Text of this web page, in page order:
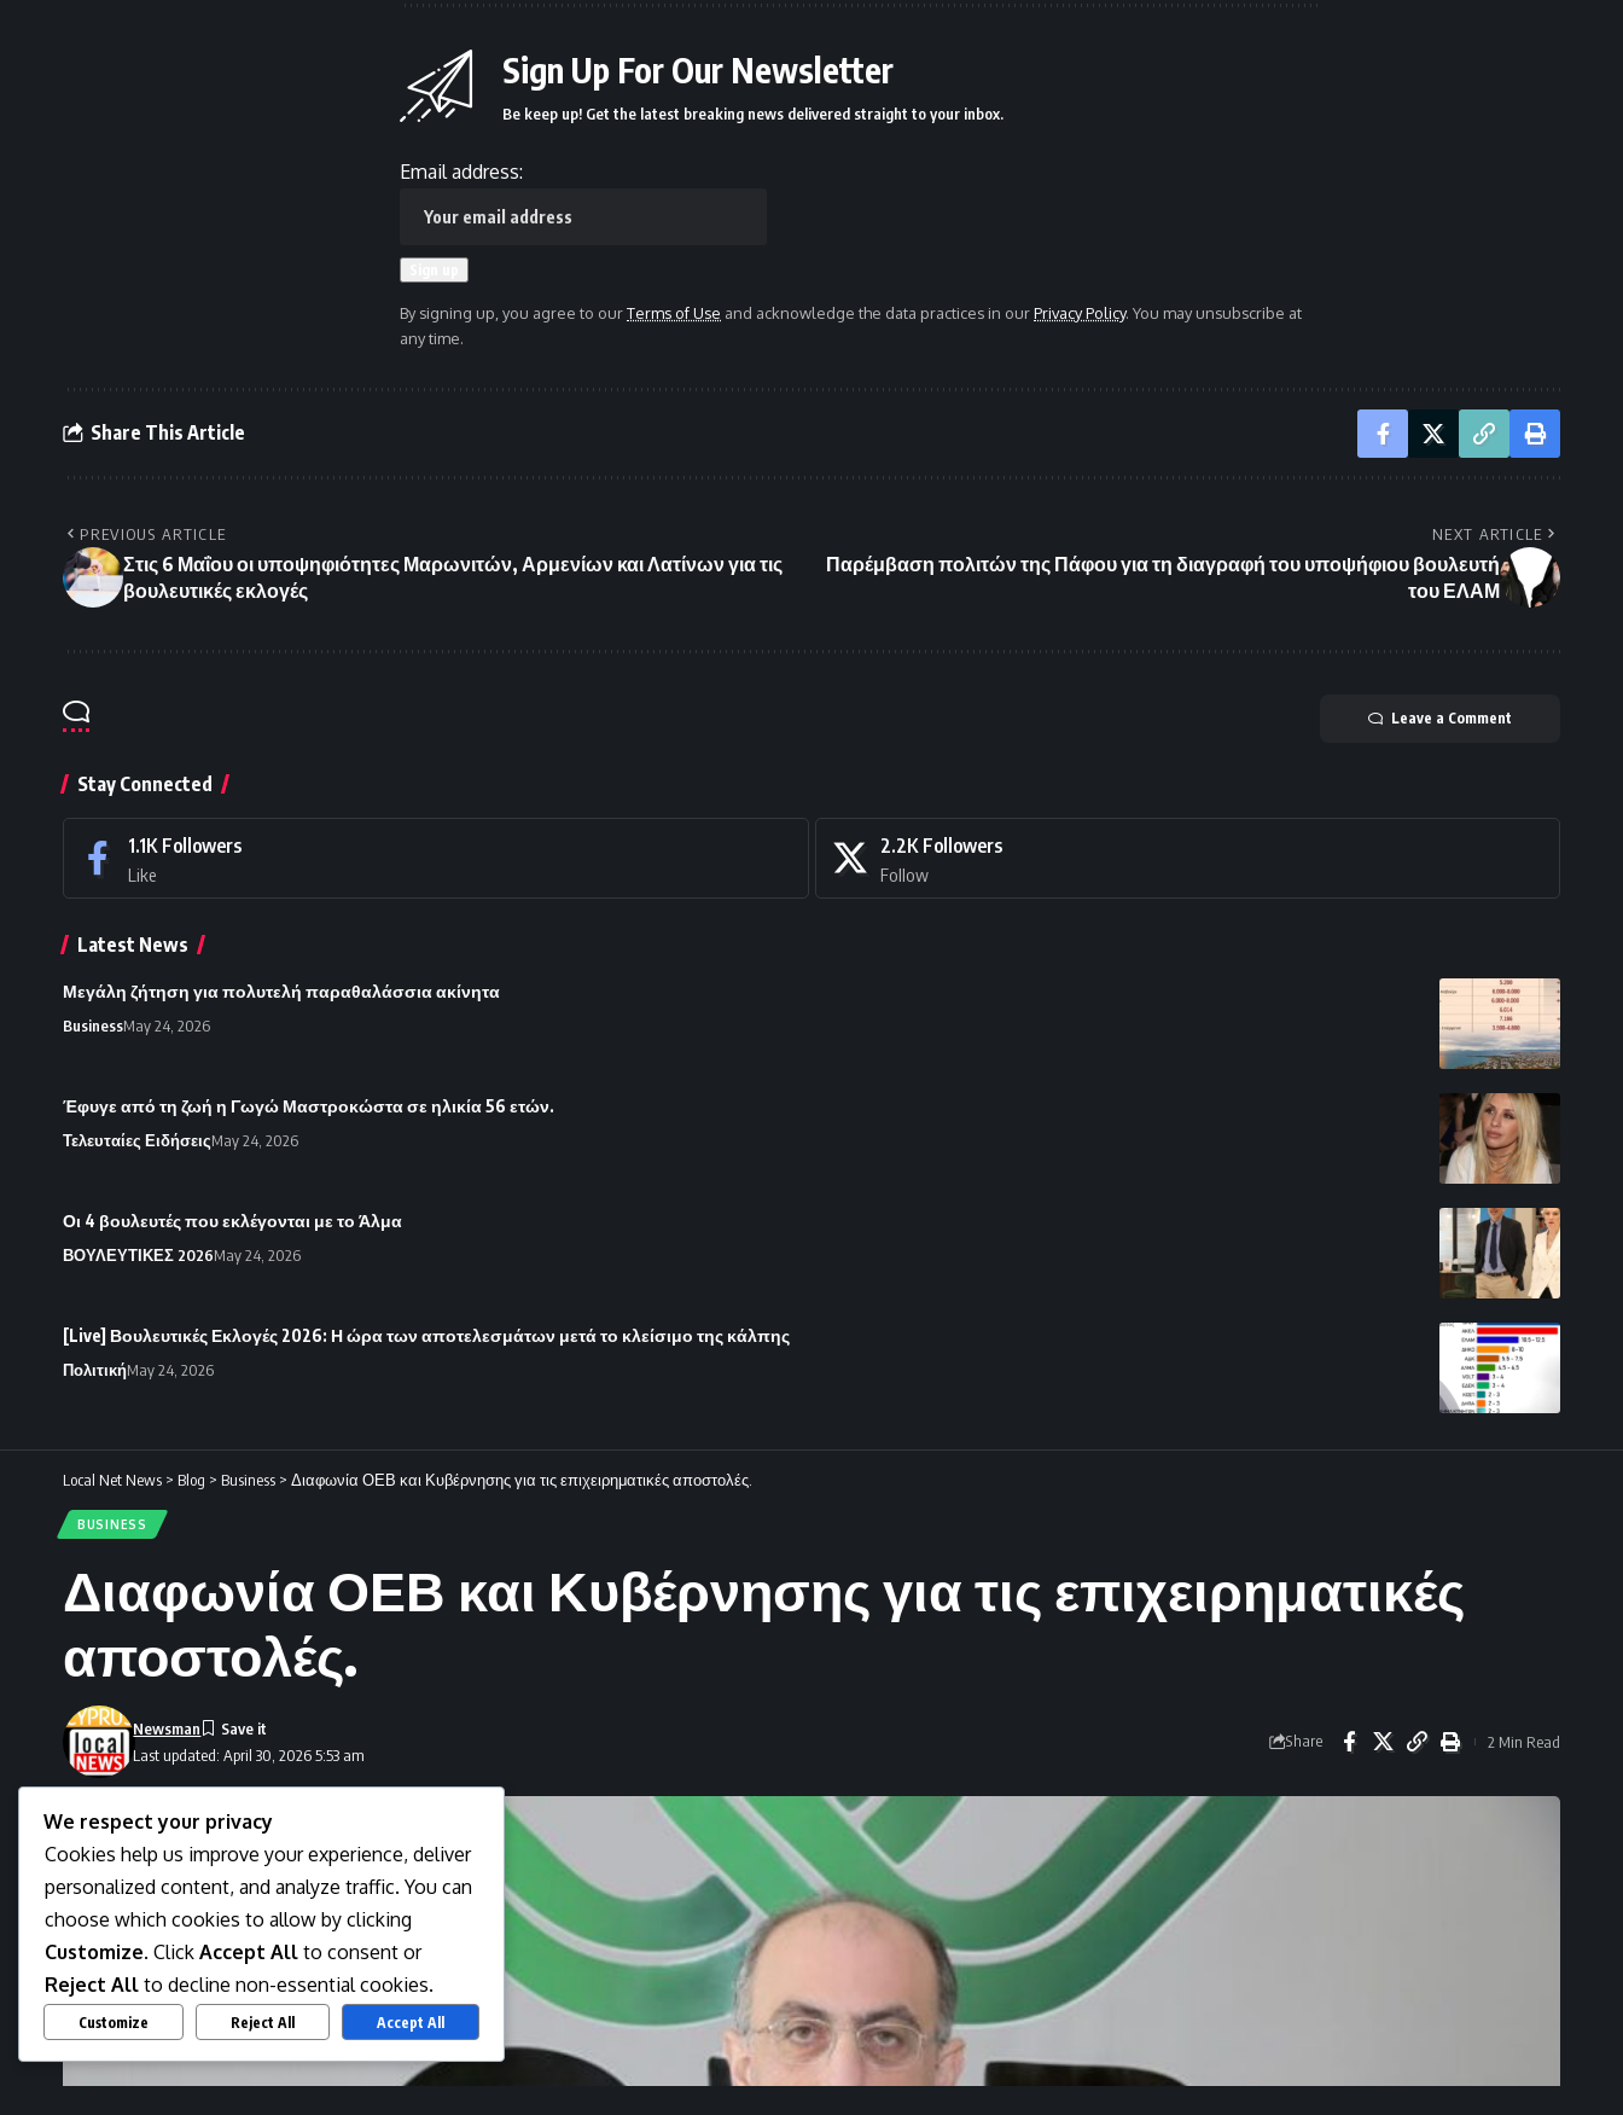
Sign Up For Our Newsletter
Be keep up! Get the latest breaking news delivered straight to your inbox.
Email address:
By signing up, you agree to ourTerms of Use and acknowledge the data practices in ourPrivacy Policy. You may unsubscribe at
any time.
Share This Article
PREVIOUS ARTICLE
Στις 6 Μαΐου οι υποψηφιότητες Μαρωνιτών, Αρμενίων και Λατίνων για τις
βουλευτικές εκλογές
NEXT ARTICLE
Παρέμβαση πολιτών της Πάφου για τη διαγραφή του υποψήφιου βουλευτή
του ΕΛΑΜ
Leave a Comment
Stay Connected
1.1K Followers
Like
2.2K Followers
Follow
Latest News
Μεγάλη ζήτηση για πολυτελή παραθαλάσσια ακίνητα
BusinessMay 24, 2026
Έφυγε από τη ζωή η Γωγώ Μαστροκώστα σε ηλικία 56 ετών.
Τελευταίες ΕιδήσειςMay 24, 2026
Οι 4 βουλευτές που εκλέγονται με το Άλμα
ΒΟΥΛΕΥΤΙΚΕΣ 2026May 24, 2026
[Live] Βουλευτικές Εκλογές 2026: Η ώρα των αποτελεσμάτων μετά το κλείσιμο της κάλπης
ΠολιτικήMay 24, 2026
Local Net News > Blog > Business > Διαφωνία ΟΕΒ και Κυβέρνησης για τις επιχειρηματικές αποστολές.
BUSINESS
Διαφωνία ΟΕΒ και Κυβέρνησης για τις επιχειρηματικές
αποστολές.
Last updated: April 30, 2026 5:53 am
Newsman
Share 2 Min Read
We respect your privacy
Cookies help us improve your experience, deliver
personalized content, and analyze traffic. You can
choose which cookies to allow by clicking
Customize. Click Accept All to consent or
Reject All to decline non-essential cookies.
Customize Reject All Accept All